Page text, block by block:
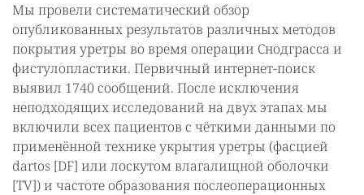
Мы провели систематический обзор
опубликованных результатов различных методов
покрытия уретры во время операции Снодграсса и
фистулопластики. Первичный интернет-поиск
выявил 1740 сообщений. После исключения
неподходящих исследований на двух этапах мы
включили всех пациентов с чёткими данными по
применённой технике укрытия уретры (фасцией
dartos [DF] или лоскутом влагалищной оболочки
[TV]) и частоте образования послеоперационных